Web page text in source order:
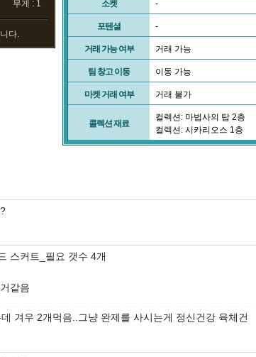
무게 : 1
다.
소켓 -
포텐셜 -
거래 가능 여부 거래 가능
팀 창고 이동 이동 가능
마켓 거래 여부 거래 불가
콜렉션 재료
컬렉션: 마법사의 탑 2층
컬렉션: 시카리오스 1층
스커트_필요 갯수 4개
같음
겨우 2개먹음..그냥 완제를 사시는게 정신건강 육체건